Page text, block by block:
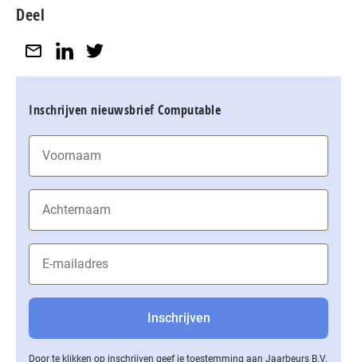
Deel
Inschrijven nieuwsbrief Computable
Door te klikken op inschrijven geef je toestemming aan Jaarbeurs B.V.